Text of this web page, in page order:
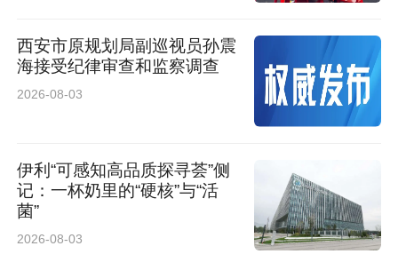
西安市原规划局副巡视员孙震
海接受纪律审查和监察调查
2026-08-03
伊利“可感知高品质探寻荟”侧
记：一杯奶里的“硬核”与“活
菌”
2026-08-03